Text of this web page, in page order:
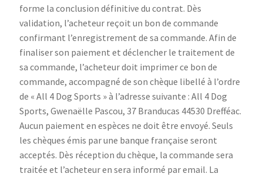
forme la conclusion définitive du contrat. Dès
validation, l’acheteur reçoit un bon de commande
confirmant l’enregistrement de sa commande. Afin de
finaliser son paiement et déclencher le traitement de
sa commande, l’acheteur doit imprimer ce bon de
commande, accompagné de son chèque libellé à l’ordre
de « All 4 Dog Sports » à l’adresse suivante : All 4 Dog
Sports, Gwenaëlle Pascou, 37 Branducas 44530 Drefféac.
Aucun paiement en espèces ne doit être envoyé. Seuls
les chèques émis par une banque française seront
acceptés. Dès réception du chèque, la commande sera
traitée et l’acheteur en sera informé par email. La